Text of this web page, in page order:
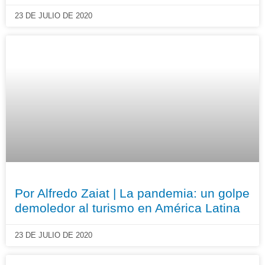
23 DE JULIO DE 2020
Por Alfredo Zaiat | La pandemia: un golpe
demoledor al turismo en América Latina
23 DE JULIO DE 2020